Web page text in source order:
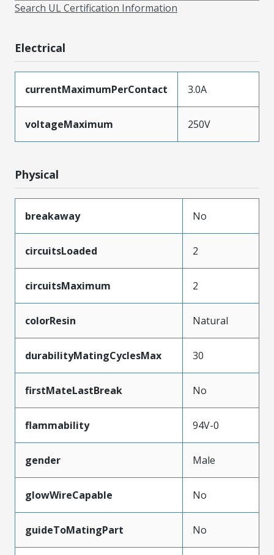
Search UL Certification Information
Electrical
currentMaximumPerContact 3.0A
voltageMaximum 250V
Physical
breakaway No
circuitsLoaded 2
circuitsMaximum 2
colorResin Natural
durabilityMatingCyclesMax 30
firstMateLastBreak No
flammability 94V-0
gender Male
glowWireCapable No
guideToMatingPart No